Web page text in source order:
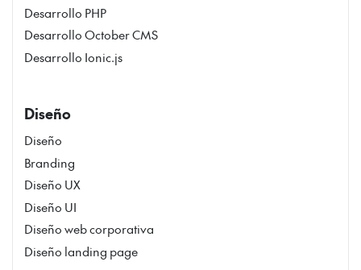
Desarrollo PHP
Desarrollo October CMS
Desarrollo Ionic.js
Diseño
Diseño
Branding
Diseño UX
Diseño UI
Diseño web corporativa
Diseño landing page